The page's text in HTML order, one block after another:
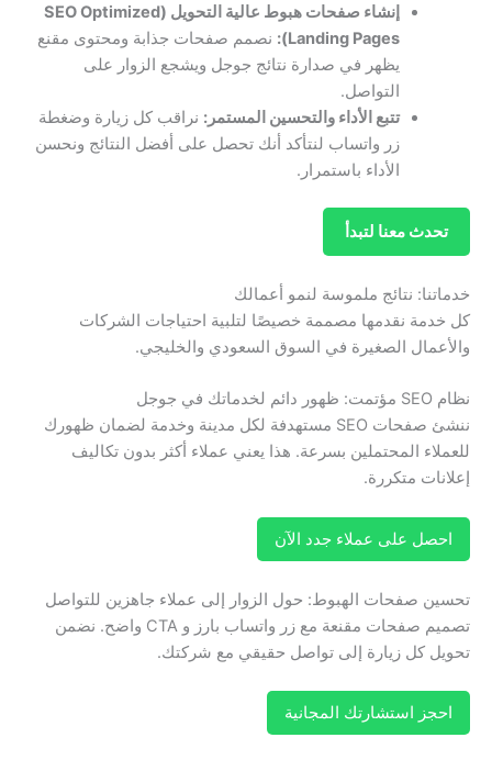
إنشاء صفحات هبوط عالية التحويل (SEO Optimized
Landing Pages):
نصمم صفحات جذابة ومحتوى مقنع
يظهر في صدارة نتائج جوجل ويشجع الزوار على
التواصل.
تتبع الأداء والتحسين المستمر: نراقب كل زيارة وضغطة
زر واتساب لنتأكد أنك تحصل على أفضل النتائج ونحسن
الأداء باستمرار.
تحدث معنا لتبدأ
خدماتنا: نتائج ملموسة لنمو أعمالك
كل خدمة نقدمها مصممة خصيصًا لتلبية احتياجات الشركات
والأعمال الصغيرة في السوق السعودي والخليجي.
نظام SEO مؤتمت: ظهور دائم لخدماتك في جوجل
ننشئ صفحات SEO مستهدفة لكل مدينة وخدمة لضمان ظهورك
للعملاء المحتملين بسرعة. هذا يعني عملاء أكثر بدون تكاليف
إعلانات متكررة.
احصل على عملاء جدد الآن
تحسين صفحات الهبوط: حول الزوار إلى عملاء جاهزين للتواصل
تصميم صفحات مقنعة مع زر واتساب بارز و CTA واضح. نضمن
تحويل كل زيارة إلى تواصل حقيقي مع شركتك.
احجز استشارتك المجانية